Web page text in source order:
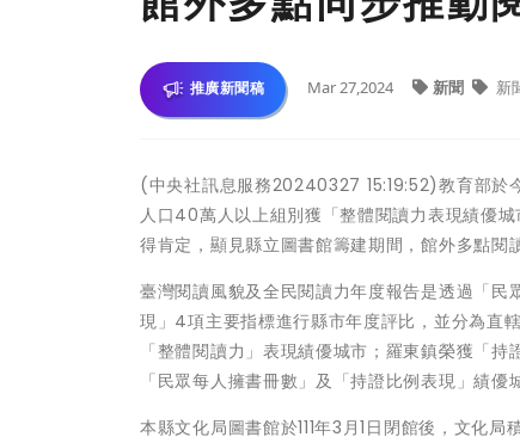
推廣新聞稿 Mar 27,2024 新聞 新
(中央社訊息服務20240327 15:19:52)教育部於
人口40萬人以上組別獲「整體閱讀力表現績優
得肯定，顯見縣立圖書館籌建期間，館外多點閱
臺灣閱讀風貌及全民閱讀力年度報告是透過「
現」4項主要指標進行縣市年度評比，並分為直
「整體閱讀力」表現績優城市；羅東鎮榮獲「
「民眾每人擁書冊數」及「持證比例表現」績
本縣文化局圖書館於111年3月1日閉館後，文化